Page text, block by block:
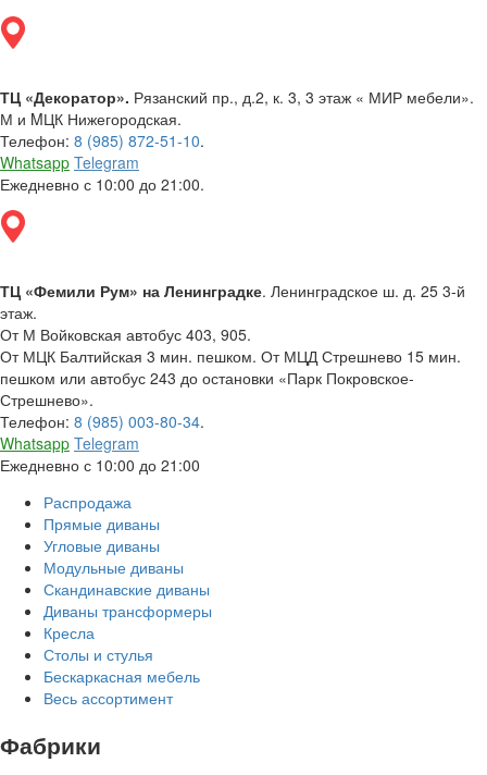
ТЦ «Декоратор». Рязанский пр., д.2, к. 3, 3 этаж « МИР мебели».
М и MЦК Нижегородская.
Телефон: 8 (985) 872-51-10.
Whatsapp Telegram
Ежедневно с 10:00 до 21:00.
ТЦ «Фемили Рум» на Ленинградке. Ленинградское ш. д. 25 3-й
этаж.
От М Войковская автобус 403, 905.
От МЦК Балтийская 3 мин. пешком. От МЦД Стрешнево 15 мин.
пешком или автобус 243 до остановки «Парк Покровское-
Стрешнево».
Телефон: 8 (985) 003-80-34.
Whatsapp Telegram
Ежедневно с 10:00 до 21:00
Распродажа
Прямые диваны
Угловые диваны
Модульные диваны
Скандинавские диваны
Диваны трансформеры
Кресла
Столы и стулья
Бескаркасная мебель
Весь ассортимент
Фабрики